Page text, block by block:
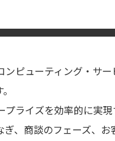
ピューティング・サ
ライズを効率的に実現
、商談のフェーズ、